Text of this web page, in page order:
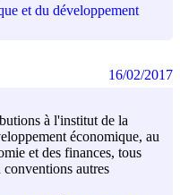
et du développement
à l'institut de la
économique, au
et des finances, tous
conventions autres
16/02/2017